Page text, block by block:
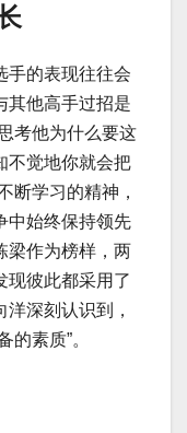
手的表现往往会
其他高手过招是
考他为什么要这
不觉地你就会把
断学习的精神，
中始终保持领先
梁作为榜样，两
现彼此都采用了
深刻认识到，
的素质”。